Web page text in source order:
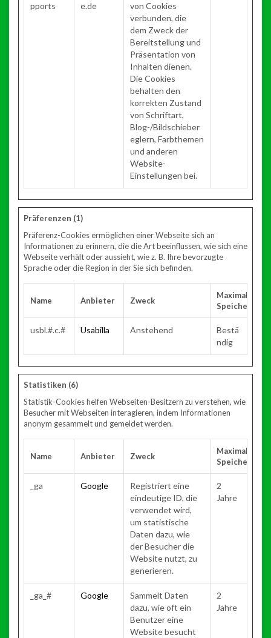
pports
e.de
von Cookies
verbunden, die
dem Zweck der
Bereitstellung und
Präsentation von
Inhalten dienen.
Die Cookies
behalten den
korrekten Zustand
von Schriftart,
Blog-/Bildschieber
eglern, Farbthemen
und anderen
Website-
Einstellungen bei.
Präferenzen (1)
Präferenz-Cookies ermöglichen einer Webseite sich an
Informationen zu erinnern, die die Art beeinflussen, wie sich eine
Webseite verhält oder aussieht, wie z. B. Ihre bevorzugte
Sprache oder die Region in der Sie sich befinden.
Name Anbieter Zweck
Maximale
usbl.#.c.# Usabilla Anstehend
Bestä
ndig
Statistiken (6)
Statistik-Cookies helfen Webseiten-Besitzern zu verstehen, wie
Besucher mit Webseiten interagieren, indem Informationen
anonym gesammelt und gemeldet werden.
Name Anbieter Zweck
Maximale
_ga Google
Registriert eine
eindeutige ID, die
verwendet wird,
um statistische
Daten dazu, wie
der Besucher die
Website nutzt, zu
generieren.
2
Jahre
_ga_# Google
Sammelt Daten
dazu, wie oft ein
Benutzer eine
Website besucht
2
Jahre